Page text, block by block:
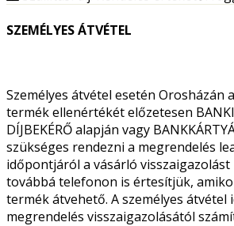
SZEMÉLYES ÁTVÉTEL
Személyes átvétel esetén Orosházán
termék ellenértékét előzetesen BANKI
DÍJBEKÉRŐ alapján vagy
szükséges rendezni a megrendelés
időpontjáról a vásárló visszaigazolást
továbbá telefonon is értesítjük,
termék átvehető. A személyes átvétel
megrendelés visszaigazolásától